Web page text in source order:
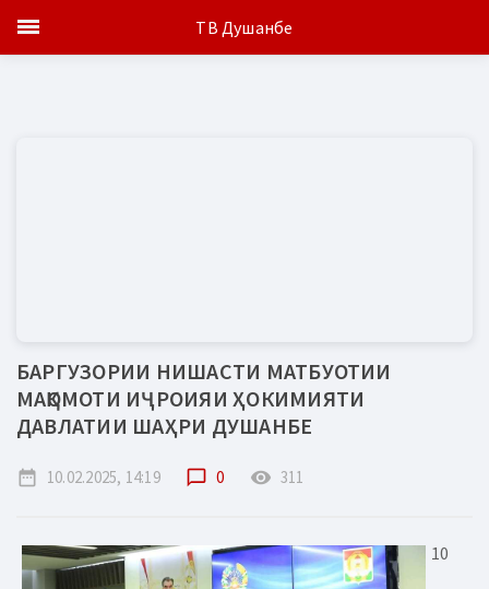
БАРГУЗОРИИ НИШАСТИ МАТБУОТИИ
МАҚОМОТИ ИҶРОИЯИ ҲОКИМИЯТИ
ДАВЛАТИИ ШАҲРИ ДУШАНБЕ
date_range 10.02.2025, 14:19 chat_bubble_outline 0 remove_red_eye 311
10
ТВ Душанбе